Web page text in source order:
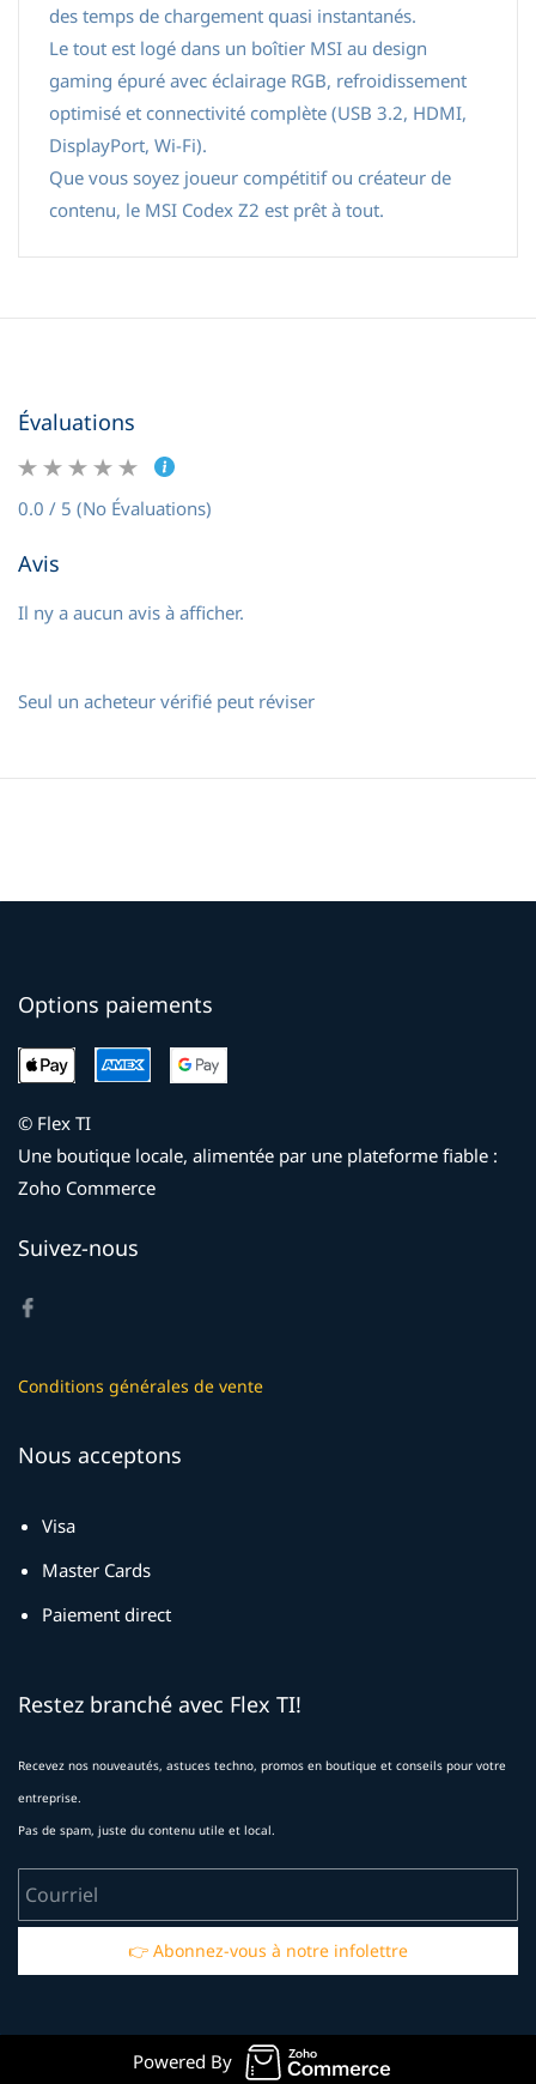
des temps de chargement quasi instantanés.
Le tout est logé dans un boîtier MSI au design
gaming épuré avec éclairage RGB, refroidissement
optimisé et connectivité complète (USB 3.2, HDMI,
DisplayPort, Wi-Fi).
Que vous soyez joueur compétitif ou créateur de
contenu, le MSI Codex Z2 est prêt à tout.
Évaluations
0.0 / 5 (No Évaluations)
Avis
Il ny a aucun avis à afficher.
Seul un acheteur vérifié peut réviser
Options paiements
© Flex TI
Une boutique locale, alimentée par une plateforme fiable :
Zoho Commerce
Suivez-nous
Conditions générales de vente
Nous acceptons
Visa
Master Cards
Paiement direct
Restez branché avec Flex TI!
Recevez nos nouveautés, astuces techno, promos en boutique et conseils pour votre
entreprise.
Pas de spam, juste du contenu utile et local.
👉 Abonnez-vous à notre infolettre
Powered By